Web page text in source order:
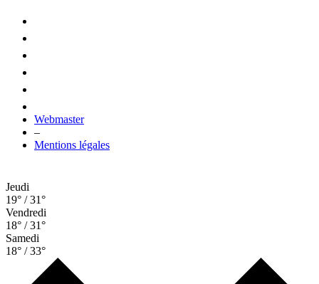
Webmaster
–
Mentions légales
Jeudi
19° / 31°
Vendredi
18° / 31°
Samedi
18° / 33°